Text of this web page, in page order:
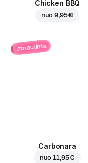
Chicken BBQ
nuo9,95 €
atnaujinta
Carbonara
nuo11,95 €